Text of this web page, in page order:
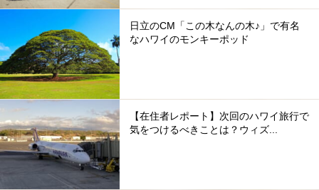
日立のCM「この木なんの木♪」で有名
なハワイのモンキーポッド
【在住者レポート】次回のハワイ旅行で
気をつけるべきことは？ウィズ...